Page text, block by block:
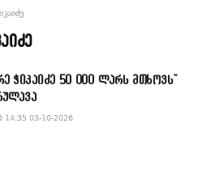
ჭიკაიძე 50 000 ლარს მთხოვს”
14:35 03-10-2026